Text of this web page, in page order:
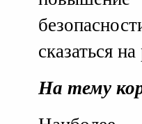
сказаться
На тему